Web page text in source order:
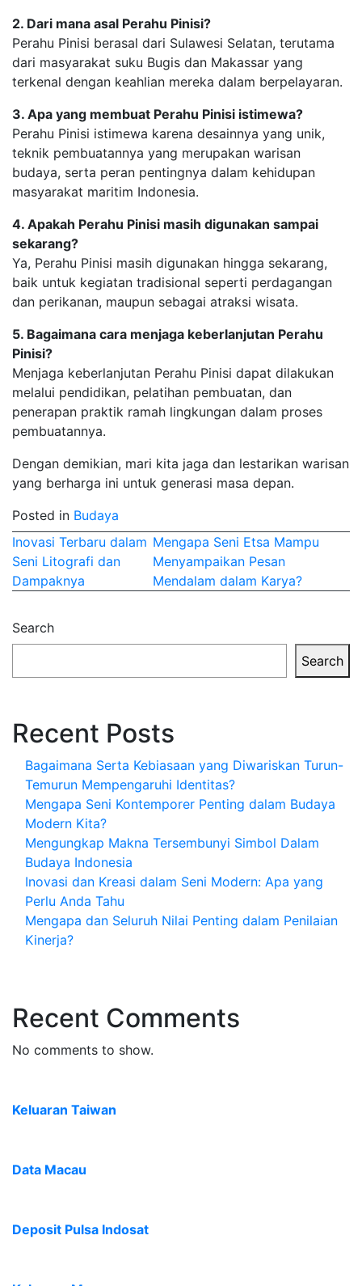
2. Dari mana asal Perahu Pinisi?
Perahu Pinisi berasal dari Sulawesi Selatan, terutama
dari masyarakat suku Bugis dan Makassar yang
terkenal dengan keahlian mereka dalam berpelayaran.
3. Apa yang membuat Perahu Pinisi istimewa?
Perahu Pinisi istimewa karena desainnya yang unik,
teknik pembuatannya yang merupakan warisan
budaya, serta peran pentingnya dalam kehidupan
masyarakat maritim Indonesia.
4. Apakah Perahu Pinisi masih digunakan sampai
sekarang?
Ya, Perahu Pinisi masih digunakan hingga sekarang,
baik untuk kegiatan tradisional seperti perdagangan
dan perikanan, maupun sebagai atraksi wisata.
5. Bagaimana cara menjaga keberlanjutan Perahu
Pinisi?
Menjaga keberlanjutan Perahu Pinisi dapat dilakukan
melalui pendidikan, pelatihan pembuatan, dan
penerapan praktik ramah lingkungan dalam proses
pembuatannya.
Dengan demikian, mari kita jaga dan lestarikan warisan
yang berharga ini untuk generasi masa depan.
Posted in Budaya
Post
navigation
Inovasi Terbaru dalam
Seni Litografi dan
Dampaknya
Mengapa Seni Etsa Mampu
Menyampaikan Pesan
Mendalam dalam Karya?
Search
Search
Recent Posts
Bagaimana Serta Kebiasaan yang Diwariskan Turun-
Temurun Mempengaruhi Identitas?
Mengapa Seni Kontemporer Penting dalam Budaya
Modern Kita?
Mengungkap Makna Tersembunyi Simbol Dalam
Budaya Indonesia
Inovasi dan Kreasi dalam Seni Modern: Apa yang
Perlu Anda Tahu
Mengapa dan Seluruh Nilai Penting dalam Penilaian
Kinerja?
Recent Comments
No comments to show.
Keluaran Taiwan
Data Macau
Deposit Pulsa Indosat